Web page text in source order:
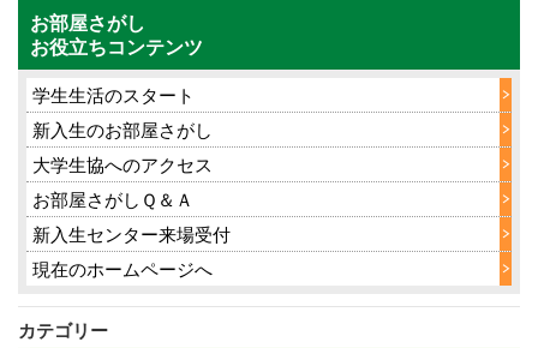
お部屋さがし
お役立ちコンテンツ
学生生活のスタート
新入生のお部屋さがし
大学生協へのアクセス
お部屋さがしＱ＆Ａ
新入生センター来場受付
現在のホームページへ
カテゴリー